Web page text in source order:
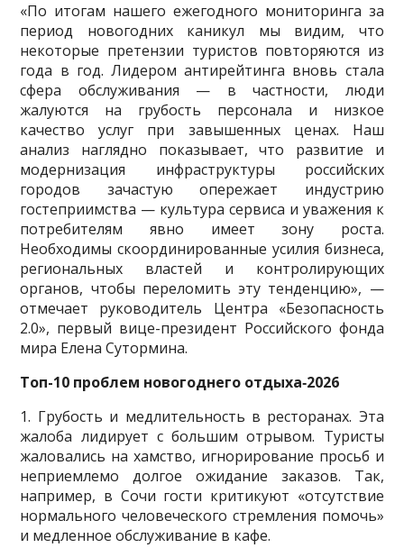
«По итогам нашего ежегодного мониторинга за
период новогодних каникул мы видим, что
некоторые претензии туристов повторяются из
года в год. Лидером антирейтинга вновь стала
сфера обслуживания — в частности, люди
жалуются на грубость персонала и низкое
качество услуг при завышенных ценах. Наш
анализ наглядно показывает, что развитие и
модернизация инфраструктуры российских
городов зачастую опережает индустрию
гостеприимства — культура сервиса и уважения к
потребителям явно имеет зону роста.
Необходимы скоординированные усилия бизнеса,
региональных властей и контролирующих
органов, чтобы переломить эту тенденцию», —
отмечает руководитель Центра «Безопасность
2.0», первый вице-президент Российского фонда
мира Елена Сутормина.
Топ-10 проблем новогоднего отдыха‑2026
1. Грубость и медлительность в ресторанах. Эта
жалоба лидирует с большим отрывом. Туристы
жаловались на хамство, игнорирование просьб и
неприемлемо долгое ожидание заказов. Так,
например, в Сочи гости критикуют «отсутствие
нормального человеческого стремления помочь»
и медленное обслуживание в кафе.